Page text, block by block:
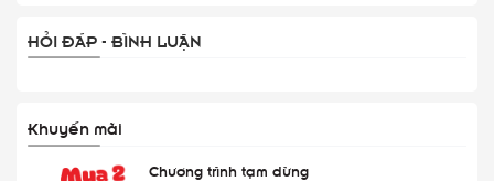
HỎI ĐÁP - BÌNH LUẬN
Khuyến mãi
Chương trình tạm dừng